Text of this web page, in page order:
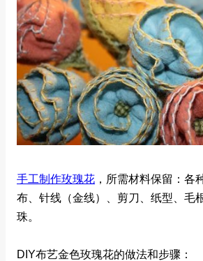
手工制作玫瑰花 ，所需材料保留：各
布、针线（金线）、剪刀、纸型、毛
珠。
DIY布艺金色玫瑰花的做法和步骤：